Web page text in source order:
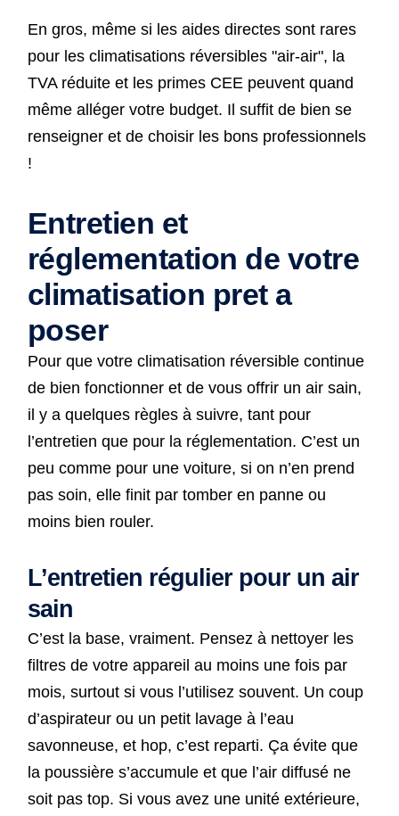
En gros, même si les aides directes sont rares
pour les climatisations réversibles "air-air", la
TVA réduite et les primes CEE peuvent quand
même alléger votre budget. Il suffit de bien se
renseigner et de choisir les bons professionnels
!
Entretien et
réglementation de votre
climatisation pret a
poser
Pour que votre climatisation réversible continue
de bien fonctionner et de vous offrir un air sain,
il y a quelques règles à suivre, tant pour
l’entretien que pour la réglementation. C’est un
peu comme pour une voiture, si on n’en prend
pas soin, elle finit par tomber en panne ou
moins bien rouler.
L’entretien régulier pour un air
sain
C’est la base, vraiment. Pensez à nettoyer les
filtres de votre appareil au moins une fois par
mois, surtout si vous l’utilisez souvent. Un coup
d’aspirateur ou un petit lavage à l’eau
savonneuse, et hop, c’est reparti. Ça évite que
la poussière s’accumule et que l’air diffusé ne
soit pas top. Si vous avez une unité extérieure,